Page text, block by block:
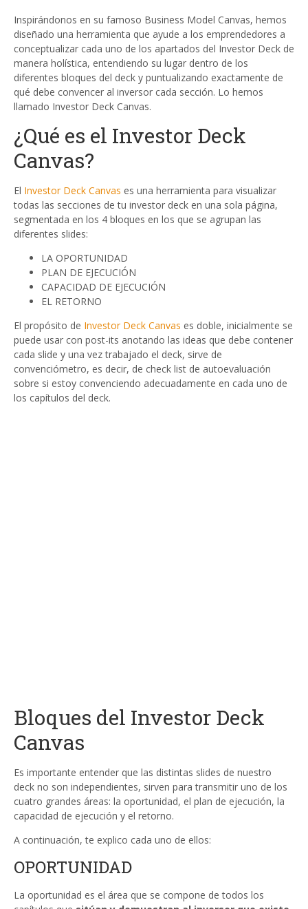
Inspirándonos en su famoso Business Model Canvas, hemos
diseñado una herramienta que ayude a los emprendedores a
conceptualizar cada uno de los apartados del Investor Deck de
manera holística, entendiendo su lugar dentro de los
diferentes bloques del deck y puntualizando exactamente de
qué debe convencer al inversor cada sección. Lo hemos
llamado Investor Deck Canvas.
¿Qué es el Investor Deck
Canvas?
El Investor Deck Canvas es una herramienta para visualizar
todas las secciones de tu investor deck en una sola página,
segmentada en los 4 bloques en los que se agrupan las
diferentes slides:
LA OPORTUNIDAD
PLAN DE EJECUCIÓN
CAPACIDAD DE EJECUCIÓN
EL RETORNO
El propósito de Investor Deck Canvas es doble, inicialmente se
puede usar con post-its anotando las ideas que debe contener
cada slide y una vez trabajado el deck, sirve de
convenciómetro, es decir, de check list de autoevaluación
sobre si estoy convenciendo adecuadamente en cada uno de
los capítulos del deck.
Bloques del Investor Deck
Canvas
Es importante entender que las distintas slides de nuestro
deck no son independientes, sirven para transmitir uno de los
cuatro grandes áreas: la oportunidad, el plan de ejecución, la
capacidad de ejecución y el retorno.
A continuación, te explico cada uno de ellos:
OPORTUNIDAD
La oportunidad es el área que se compone de todos los